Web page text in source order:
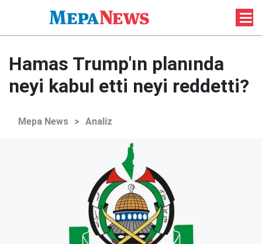
Hamas Trump'ın planında
neyi kabul etti neyi reddetti?
Mepa News > Analiz